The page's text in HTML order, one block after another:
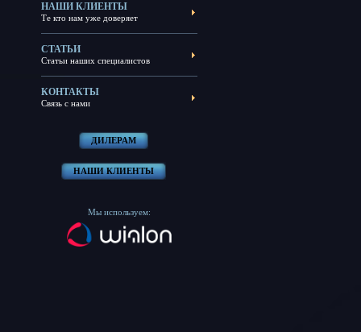
НАШИ КЛИЕНТЫ
Те кто нам уже доверяет
СТАТЬИ
Статьи наших специалистов
КОНТАКТЫ
Связь с нами
ДИЛЕРАМ
НАШИ КЛИЕНТЫ
Мы используем: